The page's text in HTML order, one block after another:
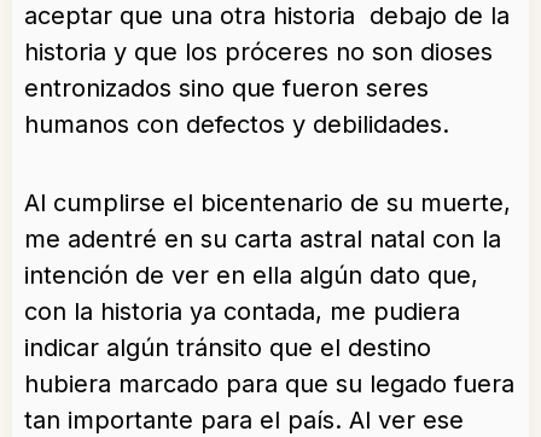
aceptar que una otra historia debajo de la
historia y que los próceres no son dioses
entronizados sino que fueron seres
humanos con defectos y debilidades.
Al cumplirse el bicentenario de su muerte,
me adentré en su carta astral natal con la
intención de ver en ella algún dato que,
con la historia ya contada, me pudiera
indicar algún tránsito que el destino
hubiera marcado para que su legado fuera
tan importante para el país. Al ver ese